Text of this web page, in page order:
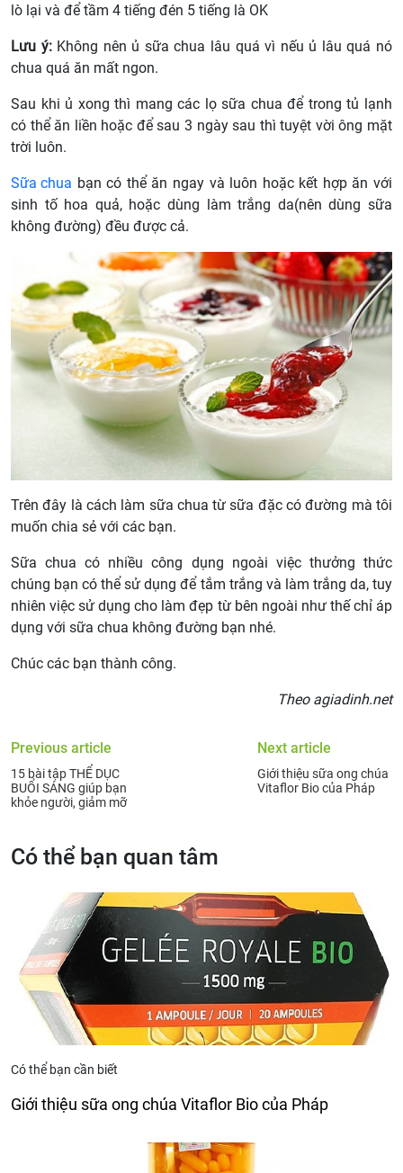
lò lại và để tầm 4 tiếng đén 5 tiếng là OK
Lưu ý:Không nên ủ sữa chua lâu quá vì nếu ủ lâu quá nó
chua quá ăn mất ngon.
Sau khi ủ xong thì mang các lọ sữa chua để trong tủ lạnh
có thể ăn liền hoặc để sau 3 ngày sau thì tuyệt vời ông mặt
trời luôn.
Sữa chua bạn có thể ăn ngay và luôn hoặc kết hợp ăn với
sinh tố hoa quả, hoặc dùng làm trắng da(nên dùng sữa
không đường) đều được cả.
Trên đây là cách làm sữa chua từ sữa đặc có đường mà tôi
muốn chia sẻ với các bạn.
Sữa chua có nhiều công dụng ngoài việc thưởng thức
chúng bạn có thể sử dụng để tắm trắng và làm trắng da, tuy
nhiên việc sử dụng cho làm đẹp từ bên ngoài như thế chỉ áp
dụng với sữa chua không đường bạn nhé.
Chúc các bạn thành công.
Theo agiadinh.net
Previous article
15 bài tập THỂ DỤC
BUỔI SÁNG giúp bạn
khỏe người, giảm mỡ
Next article
Giới thiệu sữa ong chúa
Vitaflor Bio của Pháp
Có thể bạn quan tâm
Có thể bạn cần biết
Giới thiệu sữa ong chúa Vitaflor Bio của Pháp